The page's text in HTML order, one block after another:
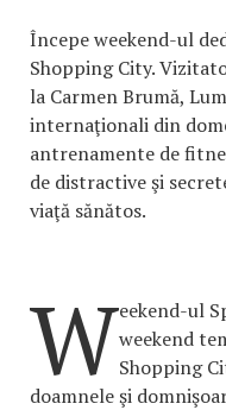
Începe weekend-ul
Shopping City.
la Carmen Brumă,
internaţionali din
antrenamente de
de distractive şi
viaţă sănătos.
Weekend-ul
weekend
Shopping
doamnele şi